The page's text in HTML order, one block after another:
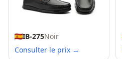
IB-275Noir
Consulter le prix →